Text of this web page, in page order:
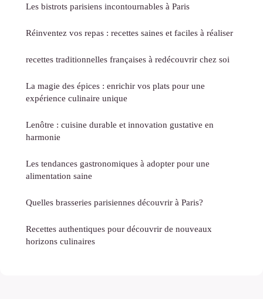
Les bistrots parisiens incontournables à Paris
Réinventez vos repas : recettes saines et faciles à réaliser
recettes traditionnelles françaises à redécouvrir chez soi
La magie des épices : enrichir vos plats pour une
expérience culinaire unique
Lenôtre : cuisine durable et innovation gustative en
harmonie
Les tendances gastronomiques à adopter pour une
alimentation saine
Quelles brasseries parisiennes découvrir à Paris?
Recettes authentiques pour découvrir de nouveaux
horizons culinaires